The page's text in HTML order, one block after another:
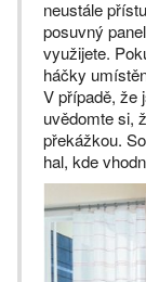
neustále
posuvný
využijete.
háčky
V případě, že
uvědomte si,
překážkou.
hal, kde